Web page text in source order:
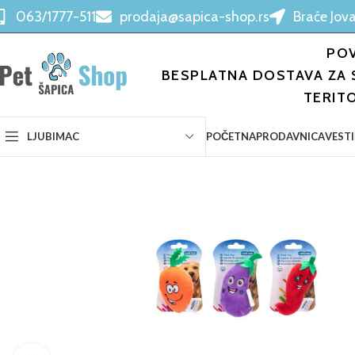
063/1777-511 prodaja@sapica-shop.rs Braće
BESPLATNA DOSTAVA
LJUBIMAC POČETNAPRODAVNICAVESTI